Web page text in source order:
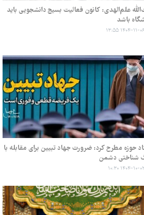
علم‌الهدی: کانون فعالیت بسیج دانشجویی باید
باشد
۱۴۰۴-۱۱-۰۶ ۱۳:۵۵
حوزه مطرح کرد: ضرورت جهاد تبیین برای مقابله با
شناختی دشمن
۱۴۰۴-۱۰-۰۲ ۱۰:۳۰